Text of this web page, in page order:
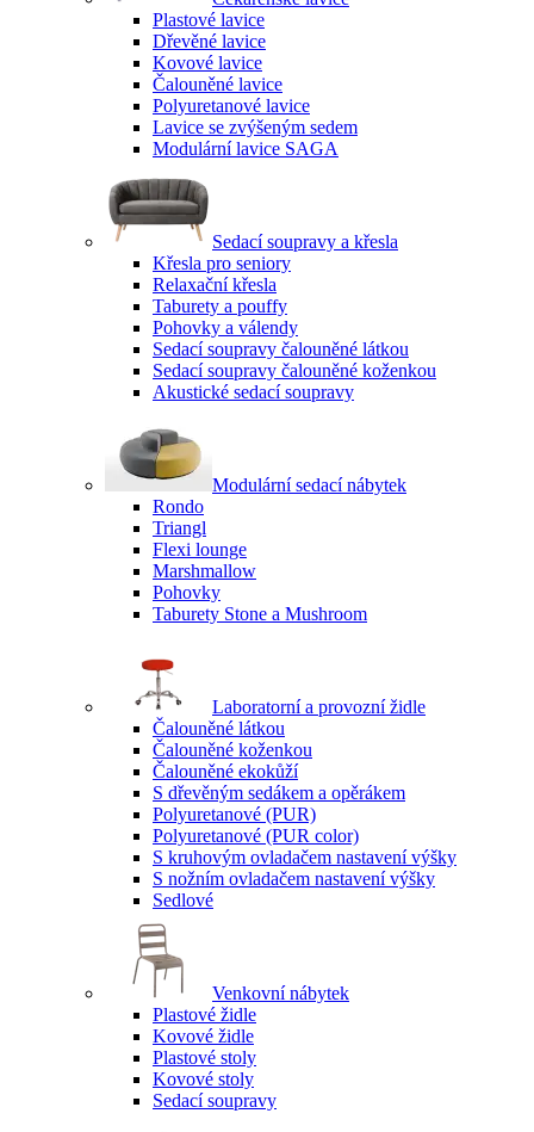
Plastové lavice
Dřevěné lavice
Kovové lavice
Čalouněné lavice
Polyuretanové lavice
Lavice se zvýšeným sedem
Modulární lavice SAGA
Sedací soupravy a křesla
Křesla pro seniory
Relaxační křesla
Taburety a pouffy
Pohovky a válendy
Sedací soupravy čalouněné látkou
Sedací soupravy čalouněné koženkou
Akustické sedací soupravy
Modulární sedací nábytek
Rondo
Triangl
Flexi lounge
Marshmallow
Pohovky
Taburety Stone a Mushroom
Laboratorní a provozní židle
Čalouněné látkou
Čalouněné koženkou
Čalouněné ekokůží
S dřevěným sedákem a opěrákem
Polyuretanové (PUR)
Polyuretanové (PUR color)
S kruhovým ovladačem nastavení výšky
S nožním ovladačem nastavení výšky
Sedlové
Venkovní nábytek
Plastové židle
Kovové židle
Plastové stoly
Kovové stoly
Sedací soupravy